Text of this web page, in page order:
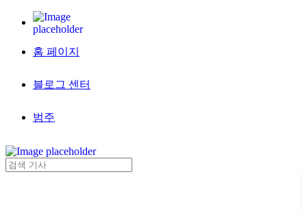
홈 페이지
블로그 센터
범주